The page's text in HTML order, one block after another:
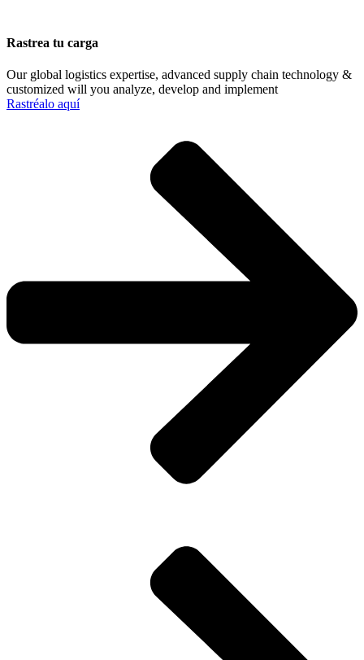
Rastrea tu carga
Our global logistics expertise, advanced supply chain technology &
customized will you analyze, develop and implement
Rastréalo aquí